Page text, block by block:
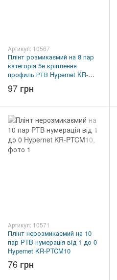
Артикул: 10567
Плінт розмикаємий на 8 пар
категорія 5e кріплення
профиль РТВ Hypernet KR-
HBM5cat-8
97 грн
Артикул: 10571
Плінт нерозмикаємий на 10
пар PTB нумерація від 1 до 0
Hypernet KR-PTCM10
76 грн